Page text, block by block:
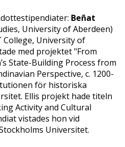
Beñat
University of Aberdeen)
College, University of
med projektet "From
State-Building Process from
Perspective, c. 1200-
för historiska
Ellis projekt hade titeln
Activity and Cultural
vistades hon vid
Universitet.